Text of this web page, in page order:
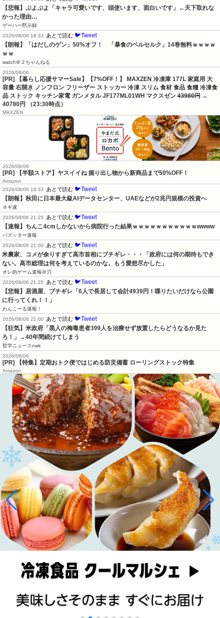
【悲報】ぷよぷよ「キャラ可愛いです、頭使います、面白いです」←天下取れな
かった理由…
ゲーハー黙示録
2026/08/06 18:33
あとで読む 🐦Tweet
【朗報】「はだしのゲン」50%オフ！　「暴食のベルセルク」14巻無料ｗｗｗｗ
ｗｗ
watch＠２ちゃんねる
2026/08/06
[PR] 【暮らし応援サマーSale】【7%OFF！】 MAXZEN 冷凍庫 177L 家庭用 大
容量 右開き ノンフロン フリーザー ストッカー 冷凍 スリム 食材 食品 食糧 冷凍食
品 ストック キッチン家電 ガンメタル JF177ML01WH マクスゼン 43980円 →
40780円 （23:30時点）
MAXZEN
2026/08/06
[PR] 【半額ストア】ヤスイイね 掘り出し物から新商品まで50%OFF！
Amazon
2026/08/06 18:33
あとで読む 🐦Tweet
【朗報】秋田に日本最大級AIデータセンター、UAEなどが2兆円規模の投資へ
ネギ速
2026/08/06 21:25
あとで読む 🐦Tweet
【速報】ちんこ4cmしかないから病院行った結果ｗｗｗｗｗｗｗｗｗｗｗwwww
バズッター速報
2026/08/06 21:00
あとで読む 🐦Tweet
米農家、コメが余りすぎて高市首相にブチギレ・・・「政府には何の期待もでき
ない。高市総理は何を考えているのかな。もう愛想尽かした」
オレ的ゲーム速報＠刃
2026/08/06 21:25
あとで読む 🐦Tweet
【悲報】居酒屋、ブチギレ「6人で長居して会計4939円！喋りたいだけなら公園
に行ってくれ！！」
わんこーる速報！
2026/08/06 21:00
あとで読む 🐦Tweet
【狂気】米政府「黒人の梅毒患者399人を治療せず放置したらどうなるか見た
ろ！」→40年間続けてしまう
哲学ニュースnwk
2026/08/06
[PR] 【特集】定期おトク便ではじめる防災備蓄 ローリングストック特集
Amazon